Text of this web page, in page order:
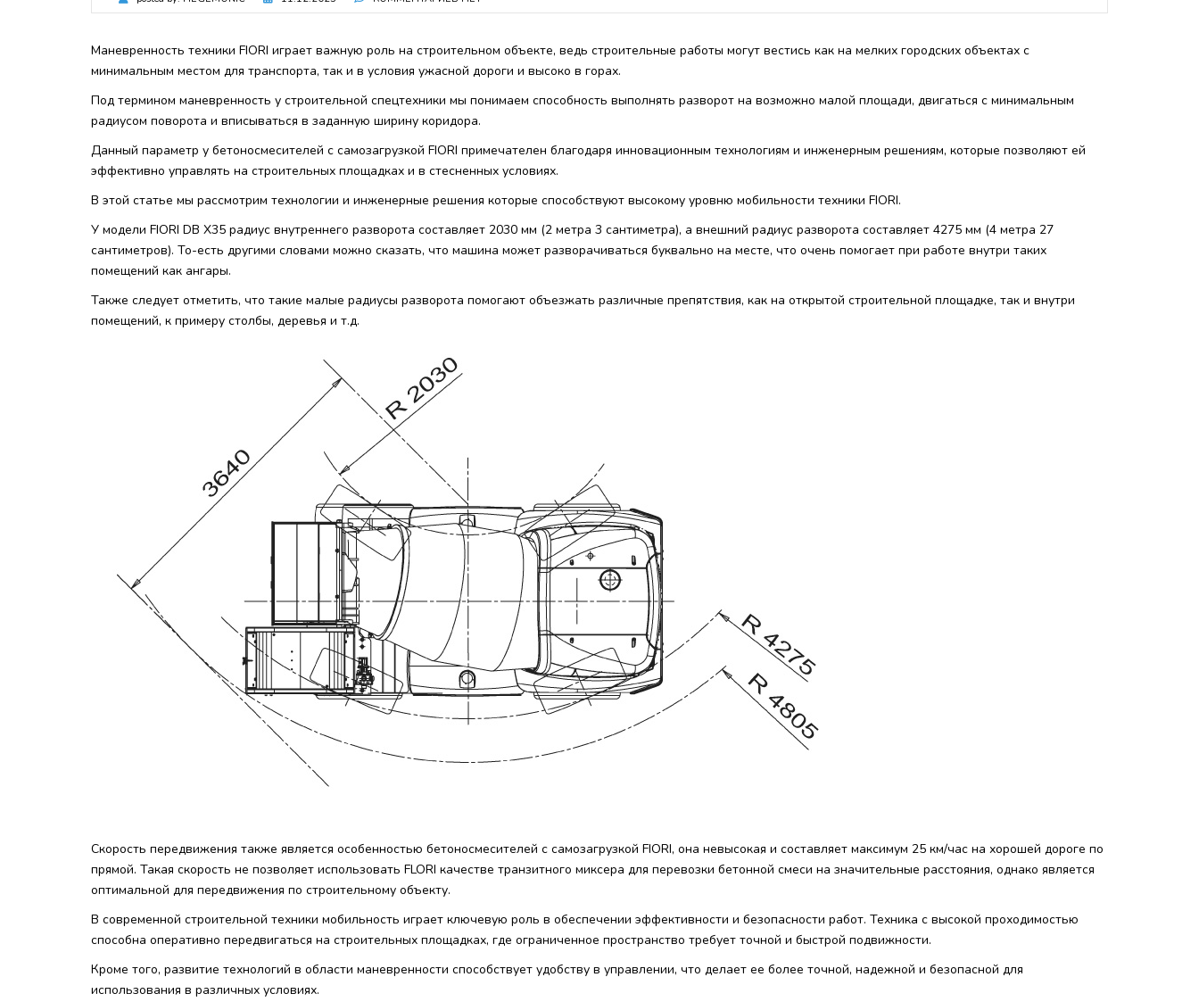
Маневренность техники FIORI играет важную роль на строительном объекте, ведь строительные работы могут вестись как на мелких городских объектах с
минимальным местом для транспорта, так и в условия ужасной дороги и высоко в горах.
Под термином маневренность у строительной спецтехники мы понимаем способность выполнять разворот на возможно малой площади, двигаться с минимальным
радиусом поворота и вписываться в заданную ширину коридора.
Данный параметр у бетоносмесителей с самозагрузкой FIORI примечателен благодаря инновационным технологиям и инженерным решениям, которые позволяют ей
эффективно управлять на строительных площадках и в стесненных условиях.
В этой статье мы рассмотрим технологии и инженерные решения которые способствуют высокому уровню мобильности техники FIORI.
У модели FIORI DB X35 радиус внутреннего разворота составляет 2030 мм (2 метра 3 сантиметра), а внешний радиус разворота составляет 4275 мм (4 метра 27
сантиметров). То-есть другими словами можно сказать, что машина может разворачиваться буквально на месте, что очень помогает при работе внутри таких
помещений как ангары.
Также следует отметить, что такие малые радиусы разворота помогают объезжать различные препятствия, как на открытой строительной площадке, так и внутри
помещений, к примеру столбы, деревья и т.д.
Скорость передвижения также является особенностью бетоносмесителей с самозагрузкой FIORI, она невысокая и составляет максимум 25 км/час на хорошей дороге по
прямой. Такая скорость не позволяет использовать FLORI качестве транзитного миксера для перевозки бетонной смеси на значительные расстояния, однако является
оптимальной для передвижения по строительному объекту.
В современной строительной техники мобильность играет ключевую роль в обеспечении эффективности и безопасности работ. Техника с высокой проходимостью
способна оперативно передвигаться на строительных площадках, где ограниченное пространство требует точной и быстрой подвижности.
Кроме того, развитие технологий в области маневренности способствует удобству в управлении, что делает ее более точной, надежной и безопасной для
использования в различных условиях.